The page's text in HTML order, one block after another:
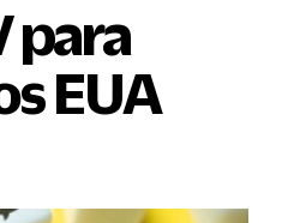
para
EUA